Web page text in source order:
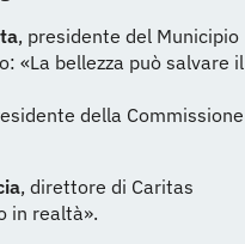
, presidente del Municipio
«La bellezza può salvare il
della Commissione
, direttore di Caritas
in realtà».